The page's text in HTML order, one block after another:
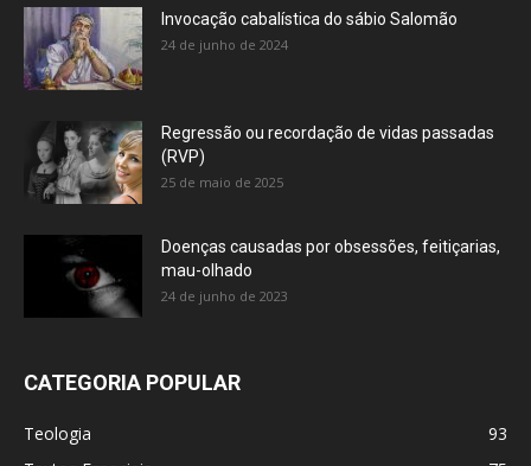
Invocação cabalística do sábio Salomão
24 de junho de 2024
Regressão ou recordação de vidas passadas
(RVP)
25 de maio de 2025
Doenças causadas por obsessões, feitiçarias,
mau-olhado
24 de junho de 2023
CATEGORIA POPULAR
Teologia
93